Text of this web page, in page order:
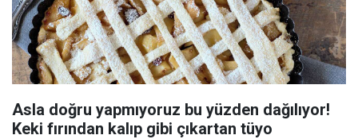
Asla doğru yapmıyoruz bu yüzden dağılıyor!
Keki fırından kalıp gibi çıkartan tüyo